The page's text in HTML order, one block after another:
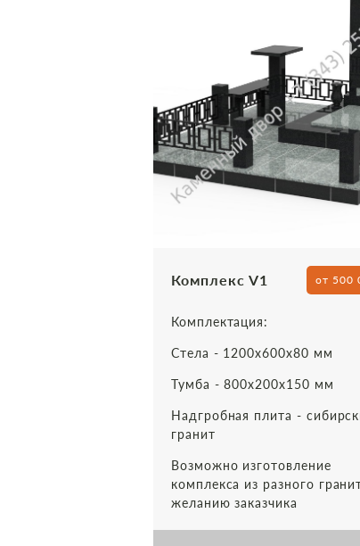
Комплекс V1 от 500
Комплектация:
Стела - 1200х600х80 мм
Тумба - 800х200х150 мм
Надгробная плита -
гранит
Возможно изготовление
комплекса из разного
желанию заказчика